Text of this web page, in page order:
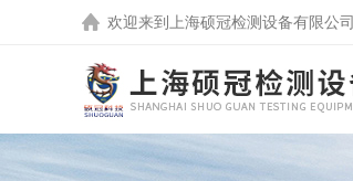
欢迎来到 上海硕冠检测设备有限公司